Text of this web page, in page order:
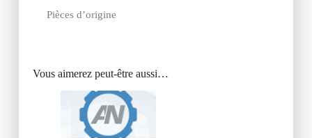
Pièces d’origine
Vous aimerez peut-être aussi…